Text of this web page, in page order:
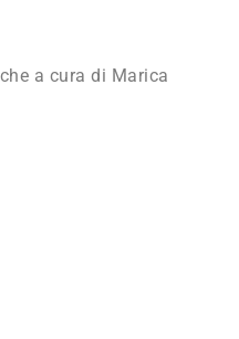
a cura di Marica